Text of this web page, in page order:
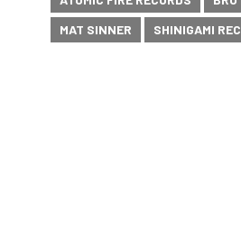
MAT SINNER
SHINIGAMI